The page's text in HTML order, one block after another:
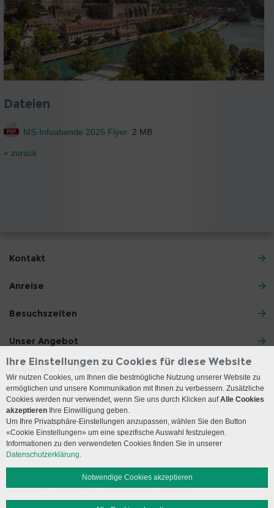
Dateien
MS-Infoabende 2026 Flyer 2 MB
« zurück
Kontakt
Anreise
Besuchszeiten
Unser Angebot
Patienten und Besucher
Ärzte und Zuweiser
Lehre und Forschung
Social Media
Impressum Disclaimer Datenschutz Sitemap
Ihre Einstellungen zu Cookies für diese Website
Wir nutzen Cookies, um Ihnen die bestmögliche Nutzung unserer Website zu
ermöglichen und unsere Kommunikation mit Ihnen zu verbessern. Zusätzliche
Cookies werden nur verwendet, wenn Sie uns durch Klicken aufAlle Cookies
akzeptieren Ihre Einwilligung geben.
Um Ihre Privatsphäre-Einstellungen anzupassen, wählen Sie den Button
«Cookie Einstellungen» um eine spezifische Auswahl festzulegen.
Informationen zu den verwendeten Cookies finden Sie in unserer
Datenschutzerklärung.
Notwendige Cookies akzeptieren